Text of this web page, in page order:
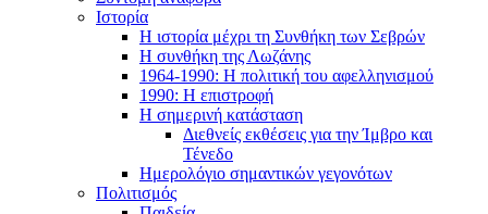
Ιστορία
Η ιστορία μέχρι τη Συνθήκη των Σεβρών
Η συνθήκη της Λωζάνης
1964-1990: Η πολιτική του αφελληνισμού
1990: Η επιστροφή
Η σημερινή κατάσταση
Διεθνείς εκθέσεις για την Ίμβρο και
Τένεδο
Ημερολόγιο σημαντικών γεγονότων
Πολιτισμός